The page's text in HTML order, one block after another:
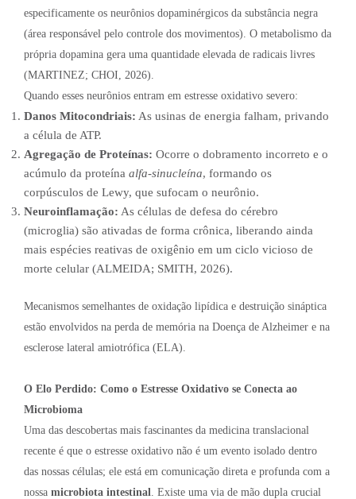
especificamente os neurônios dopaminérgicos da substância negra
(área responsável pelo controle dos movimentos). O metabolismo da
própria dopamina gera uma quantidade elevada de radicais livres
(MARTINEZ; CHOI, 2026).
Quando esses neurônios entram em estresse oxidativo severo:
Danos Mitocondriais: As usinas de energia falham, privando
a célula de ATP.
Agregação de Proteínas: Ocorre o dobramento incorreto e o
acúmulo da proteína alfa-sinucleína, formando os
corpúsculos de Lewy, que sufocam o neurônio.
Neuroinflamação: As células de defesa do cérebro
(microglia) são ativadas de forma crônica, liberando ainda
mais espécies reativas de oxigênio em um ciclo vicioso de
morte celular (ALMEIDA; SMITH, 2026).
Mecanismos semelhantes de oxidação lipídica e destruição sináptica
estão envolvidos na perda de memória na Doença de Alzheimer e na
esclerose lateral amiotrófica (ELA).
O Elo Perdido: Como o Estresse Oxidativo se Conecta ao
Microbioma
Uma das descobertas mais fascinantes da medicina translacional
recente é que o estresse oxidativo não é um evento isolado dentro
das nossas células; ele está em comunicação direta e profunda com a
nossa microbiota intestinal . Existe uma via de mão dupla crucial